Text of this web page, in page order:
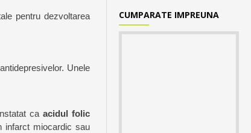
pentru dezvoltarea
Unele
ca acidul folic
infarct miocardic sau
CUMPARATE IMPREUNA